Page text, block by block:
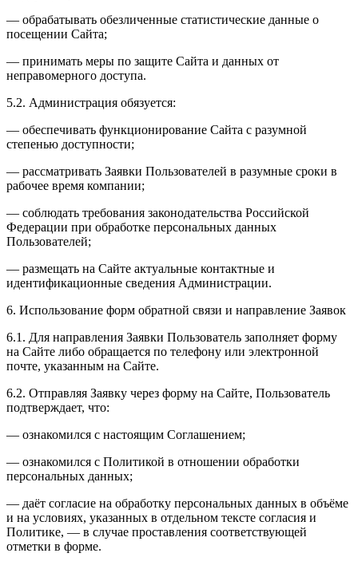
— обрабатывать обезличенные статистические данные о
посещении Сайта;
— принимать меры по защите Сайта и данных от
неправомерного доступа.
5.2. Администрация обязуется:
— обеспечивать функционирование Сайта с разумной
степенью доступности;
— рассматривать Заявки Пользователей в разумные сроки в
рабочее время компании;
— соблюдать требования законодательства Российской
Федерации при обработке персональных данных
Пользователей;
— размещать на Сайте актуальные контактные и
идентификационные сведения Администрации.
6. Использование форм обратной связи и направление Заявок
6.1. Для направления Заявки Пользователь заполняет форму
на Сайте либо обращается по телефону или электронной
почте, указанным на Сайте.
6.2. Отправляя Заявку через форму на Сайте, Пользователь
подтверждает, что:
— ознакомился с настоящим Соглашением;
— ознакомился с Политикой в отношении обработки
персональных данных;
— даёт согласие на обработку персональных данных в объёме
и на условиях, указанных в отдельном тексте согласия и
Политике, — в случае проставления соответствующей
отметки в форме.